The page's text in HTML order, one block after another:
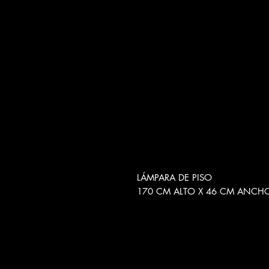
LÁMPARA DE PISO
170 CM ALTO X 46 CM